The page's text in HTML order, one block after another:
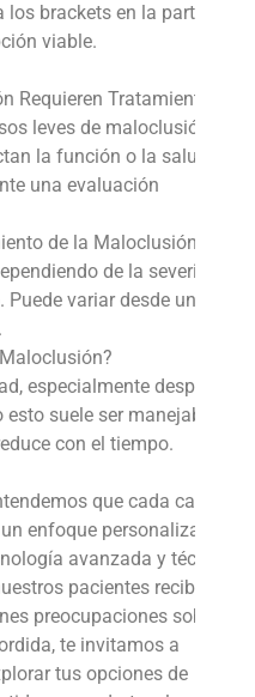
brackets en la parte
viable.
Requieren Tratamiento?
leves de maloclusión no
la función o la salud
una evaluación
de la Maloclusión?
de la severidad
variar desde unos
especialmente después
suele ser manejable
con el tiempo.
que cada caso de
enfoque personalizado.
avanzada y técnicas
pacientes reciban el
preocupaciones sobre la
te invitamos a
tus opciones de